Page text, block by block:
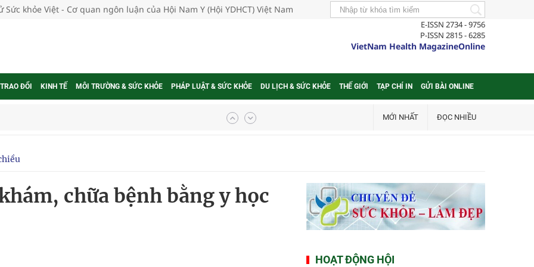
Sức khỏe Việt - Cơ quan ngôn luận của Hội Nam Y (Hội YDHCT) Việt Nam
E-ISSN 2734 - 9756
P-ISSN 2815 - 6285
VietNam Health MagazineOnline
ĐỔI KINH TẾ MÔI TRƯỜNG & SỨC KHỎE PHÁP LUẬT & SỨC KHỎE DU LỊCH & SỨC KHỎE THẾ GIỚI TẠP CHÍ IN GỬI BÀI ONLINE
cực hiệu quả
gia
MỚI NHẤT ĐỌC NHIỀU
chữa bệnh bằng y học
HOẠT ĐỘNG HỘI